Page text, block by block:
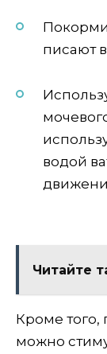
писают
водой
Читайте
Кроме того,
можно